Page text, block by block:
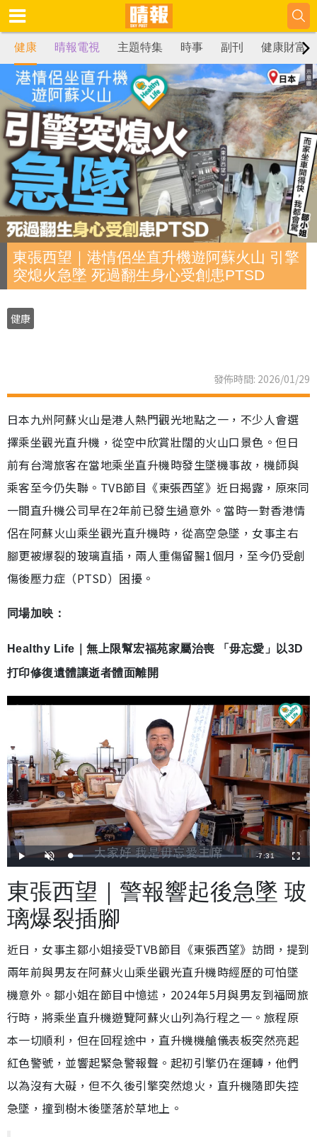
健康 晴報電視 主題特集 時事 副刊 健康財富
東張西望｜港情侶坐直升機遊阿蘇火山 引擎
突熄火急墜 死過翻生身心受創患PTSD
健康
發佈時間: 2026/01/29
日本九州阿蘇火山是港人熱門觀光地點之一，不少人會選
擇乘坐觀光直升機，從空中欣賞壯闊的火山口景色。但日
前有台灣旅客在當地乘坐直升機時發生墜機事故，機師與
乘客至今仍失聯。TVB節目《東張西望》近日揭露，原來同
一間直升機公司早在2年前已發生過意外。當時一對香港情
侶在阿蘇火山乘坐觀光直升機時，從高空急墜，女事主右
腳更被爆裂的玻璃直插，兩人重傷留醫1個月，至今仍受創
傷後壓力症（PTSD）困擾。
同場加映：
Healthy Life｜無上限幫宏福苑家屬治喪 「毋忘愛」以3D
打印修復遺體讓逝者體面離開
播
放
開
啟
效
載
入
畢
:
7
.
1
8
%
剩
時
-7:31
全
螢
東張西望｜警報響起後急墜 玻
璃爆裂插腳
近日，女事主鄒小姐接受TVB節目《東張西望》訪問，提到
兩年前與男友在阿蘇火山乘坐觀光直升機時經歷的可怕墜
機意外。鄒小姐在節目中憶述，2024年5月與男友到福岡旅
行時，將乘坐直升機遊覽阿蘇火山列為行程之一。旅程原
本一切順利，但在回程途中，直升機機艙儀表板突然亮起
紅色警號，並響起緊急警報聲。起初引擎仍在運轉，他們
以為沒有大礙，但不久後引擎突然熄火，直升機隨即失控
急墜，撞到樹木後墜落於草地上。